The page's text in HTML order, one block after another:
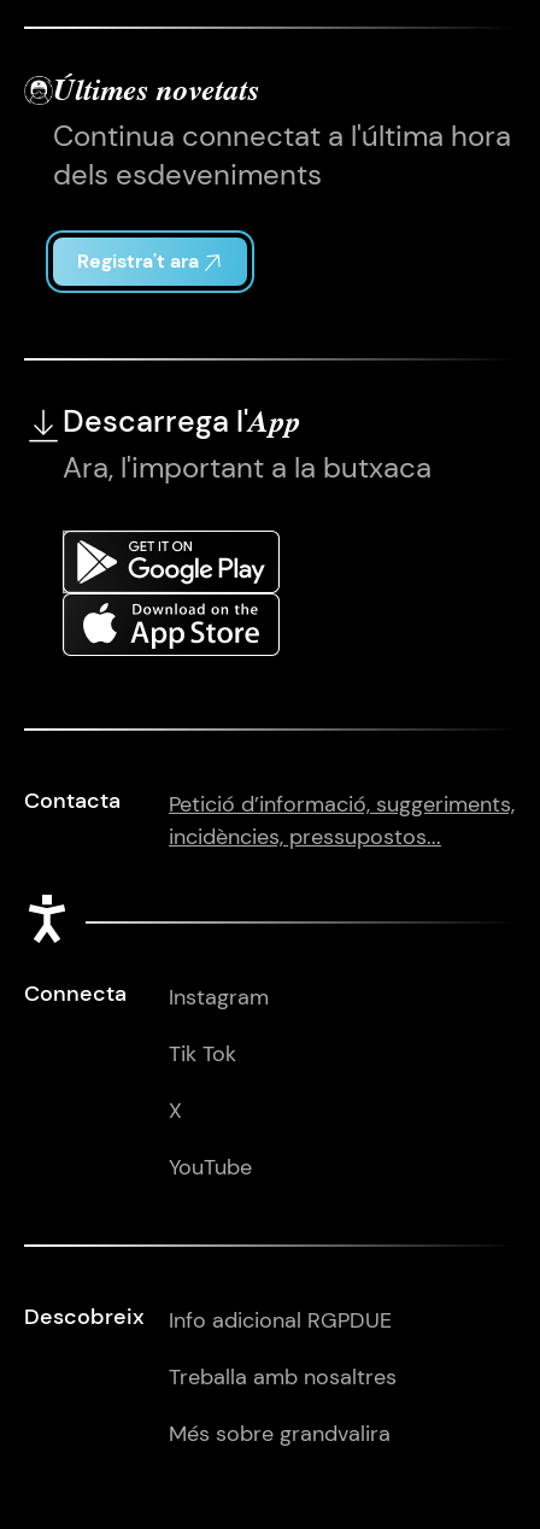
Accessibilitat
Últimes novetats
Continua connectat a l'última hora
dels esdeveniments
Registra't ara
Descarrega l'App
Ara, l'important a la butxaca
Contacta
Petició d’informació, suggeriments,
incidències, pressupostos...
Connecta
Instagram
Tik Tok
X
YouTube
Descobreix
Info adicional RGPDUE
Treballa amb nosaltres
Més sobre grandvalira